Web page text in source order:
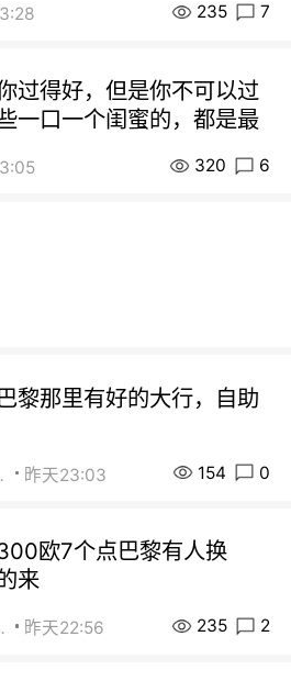
235 7
过得好，但是你不可以过
一口一个闺蜜的，都是最
320 6
黎那里有好的大行，自助
昨天23:03 154 0
欧7个点巴黎有人换
来
昨天22:56 235 2